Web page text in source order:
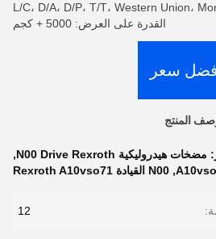
القدرة على العرض: 5000 + كجم
سعر
المنتج
مضخات هيدروليكية N00 Drive Rexroth
,
, N00 القيادة Rexroth A10vso71
12